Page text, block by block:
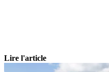
Lire l'article